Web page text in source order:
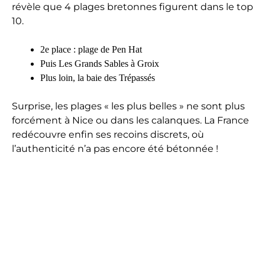
révèle que 4 plages bretonnes figurent dans le top
10.
2e place : plage de Pen Hat
Puis Les Grands Sables à Groix
Plus loin, la baie des Trépassés
Surprise, les plages « les plus belles » ne sont plus
forcément à Nice ou dans les calanques. La France
redécouvre enfin ses recoins discrets, où
l’authenticité n’a pas encore été bétonnée !